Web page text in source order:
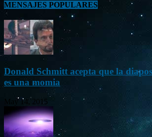
MENSAJES POPULARES
Donald Schmitt acepta que la
es una momia
May 14, 2015